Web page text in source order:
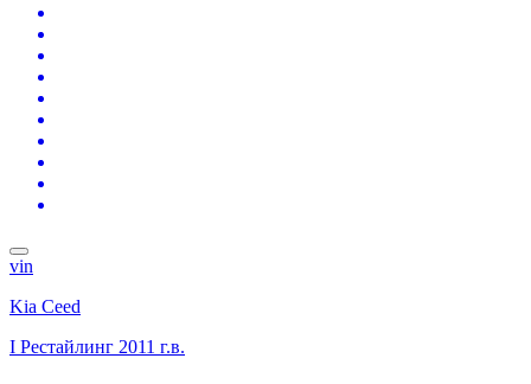
vin
Kia Ceed
I Рестайлинг 2011 г.в.